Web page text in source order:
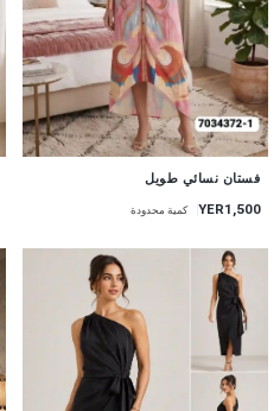
فستان نسائي طويل
YER1,500 كمية محدودة